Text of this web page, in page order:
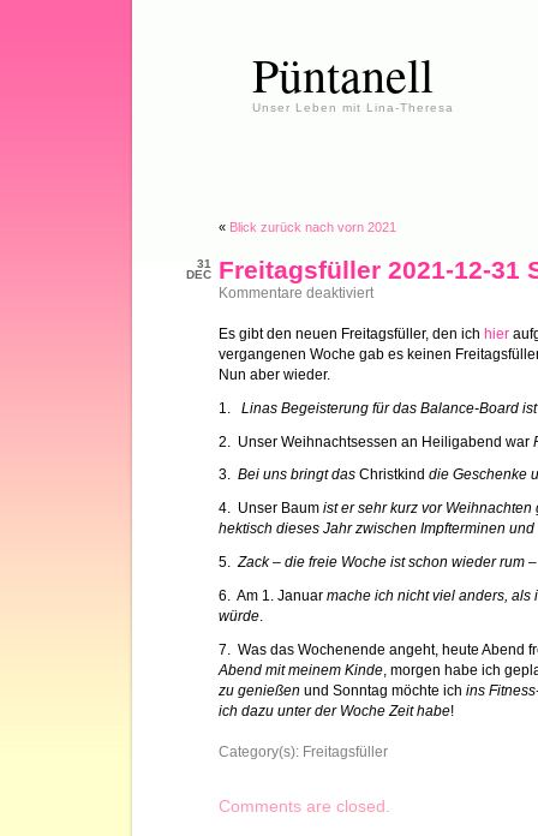
Püntanell
Unser Leben mit Lina-Theresa
« Blick zurück nach vorn 2021
31
DEC
Freitagsfüller 2021-12-31
Kommentare deaktiviertfür
12-
31
Es gibt den neuen Freitagsfüller, den ich hier
vergangenen Woche gab es keinen
Nun aber wieder.
1. Linas Begeisterung für das Balance-Board ist
2. Unser Weihnachtsessen an Heiligabend war
3. Bei uns bringt das Christkind die Geschenke
4. Unser Baum ist er sehr kurz vor
hektisch dieses Jahr zwischen Impfterminen
5.Zack – die freie Woche ist schon wieder rum
6. Am 1. Januar mache ich nicht viel anders, als
würde
7. Was das Wochenende angeht, heute Abend
Abend mit meinem Kinde , morgen habe ich
zu genießen und Sonntag möchte ich ins
ich dazu unter der Woche Zeit habe!
Category(s): Freitagsfüller
Comments are closed.